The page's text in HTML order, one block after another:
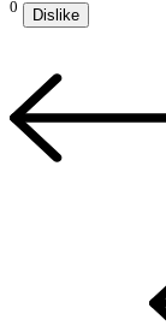
0
Dislike